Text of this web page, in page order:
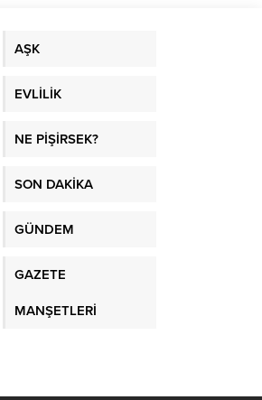
AŞK
EVLİLİK
NE PİŞİRSEK?
SON DAKİKA
GÜNDEM
GAZETE
MANŞETLERİ